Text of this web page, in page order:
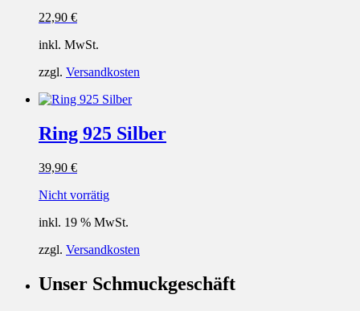
22,90 €
inkl. MwSt.
zzgl. Versandkosten
Ring 925 Silber
39,90 €
Nicht vorrätig
inkl. 19 % MwSt.
zzgl. Versandkosten
Unser Schmuckgeschäft